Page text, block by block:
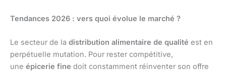
Tendances 2026 : vers quoi évolue le marché ?
Le secteur de la distribution alimentaire de qualité est en
perpétuelle mutation. Pour rester compétitive,
une épicerie fine doit constamment réinventer son offre